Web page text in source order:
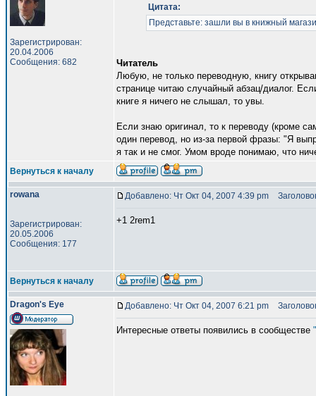
Зарегистрирован:
20.04.2006
Сообщения: 682
Цитата:
Представьте: зашли вы в книжный
Читатель
Любую, не только переводную, книгу
странице читаю случайный абзац/диалог.
книге я ничего не слышал, то увы.
Если знаю оригинал, то к переводу (кроме
один перевод, но из-за первой фразы: "Я
я так и не смог. Умом вроде понимаю, что
Вернуться к началу
rowana
Зарегистрирован:
20.05.2006
Сообщения: 177
Добавлено: Чт Окт 04, 2007 4:39 pm
+1 2rem1
Вернуться к началу
Dragon's Eye Добавлено: Чт Окт 04, 2007 6:21 pm
Интересные ответы появились в сообществе